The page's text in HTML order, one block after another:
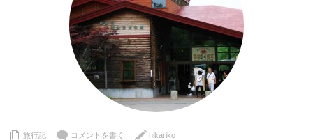
旅行記 コメントを書く hikariko